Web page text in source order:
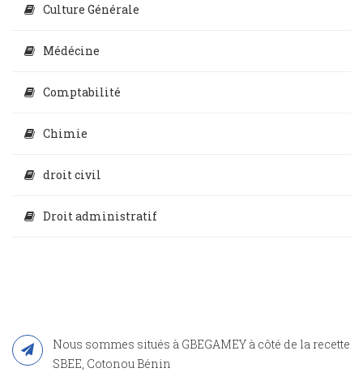
Culture Générale
Médécine
Comptabilité
Chimie
droit civil
Droit administratif
Nous sommes situés à GBEGAMEY à côté de la recette
SBEE, Cotonou Bénin